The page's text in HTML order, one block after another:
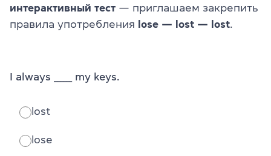
интерактивный тест — приглашаем закрепить
правила употребления
lose — lost — lost.
I always ______ my keys.
lost
lose